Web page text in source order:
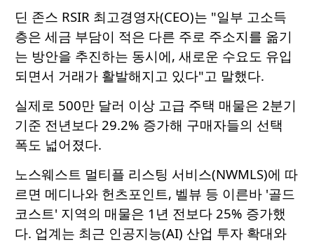
딘 존스 RSIR 최고경영자(CEO)는 "일부 고소득
층은 세금 부담이 적은 다른 주로 주소지를 옮기
는 방안을 추진하는 동시에, 새로운 수요도 유입
되면서 거래가 활발해지고 있다"고 말했다.
실제로 500만 달러 이상 고급 주택 매물은 2분기
기준 전년보다 29.2% 증가해 구매자들의 선택
폭도 넓어졌다.
노스웨스트 멀티플 리스팅 서비스(NWMLS)에 따
르면 메디나와 헌츠포인트, 벨뷰 등 이른바 '골드
코스트' 지역의 매물은 1년 전보다 25% 증가했
다. 업계는 최근 인공지능(AI) 산업 투자 확대와